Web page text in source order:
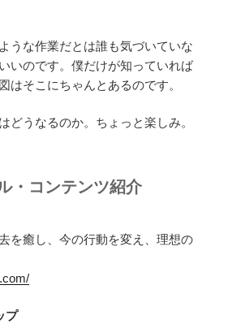
うな作業だとは誰も気づいていな
いのです。僕だけが知っていれば
はそこにちゃんとあるのです。
どうなるのか。ちょっと楽しみ。
・コンテンツ紹介
を癒し、今の行動を変え、理想の
プ